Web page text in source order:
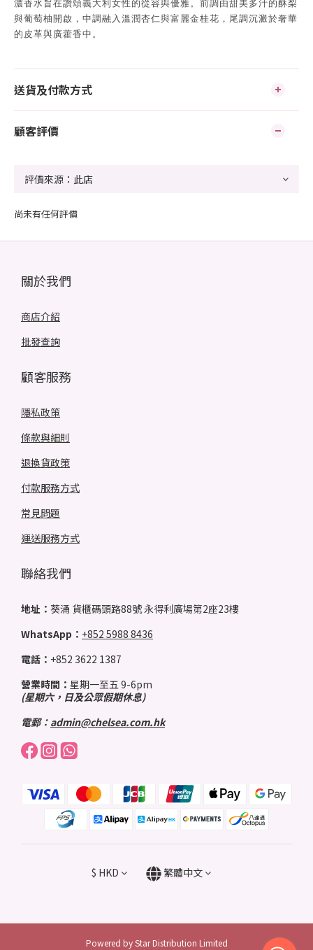
濃香水旨在讚頌義大利女性的從容與優雅。前調由甜美多汁的酥梨
與葡萄柚開啟，中調融入溫潤杏仁與富麗金桂花，尾調沉澱於奢華
的皮革與廣藿香中。
送貨及付款方式
顧客評價
尚未有任何評價
關於我們
商店介紹
批發查詢
顧客服務
隱私政策
條款與細則
退換貨政策
付款服務方式
常見問題
運送服務方式
聯絡我們
地址： 葵涌 貨櫃碼頭路88號 永得利廣場第2座23樓
WhatsApp： +852 5988 8436
電話： +852 3622 1387
營業時間： 星期一至五 9-6pm
(星期六，日及公眾假期休息)
電郵： admin@chelsea.com.hk
$ HKD 繁體中文
Powered by Star Distribution Limited